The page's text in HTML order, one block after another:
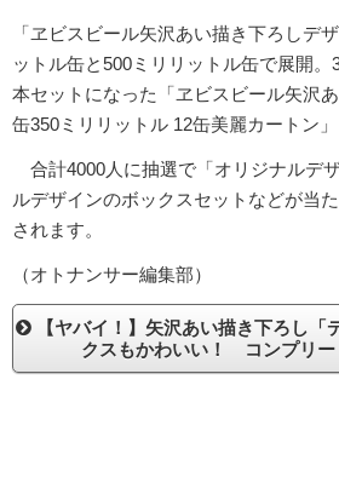
「ヱビスビール矢沢あい描き下ろしデ
ットル缶と500ミリリットル缶で展開
本セットになった「ヱビスビール矢沢
缶350ミリリットル 12缶美麗カートン」
合計4000人に抽選で「オリジナルデ
ルデザインのボックスセットなどが当
されます。
（オトナンサー編集部）
【ヤバイ！】矢沢あい描き下ろし「
クスもかわいい！ コンプリー